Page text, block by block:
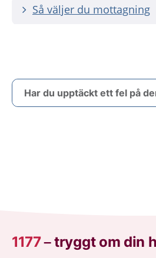
Så väljer du mottagning
Har du upptäckt ett fel på
1177–tryggt om din